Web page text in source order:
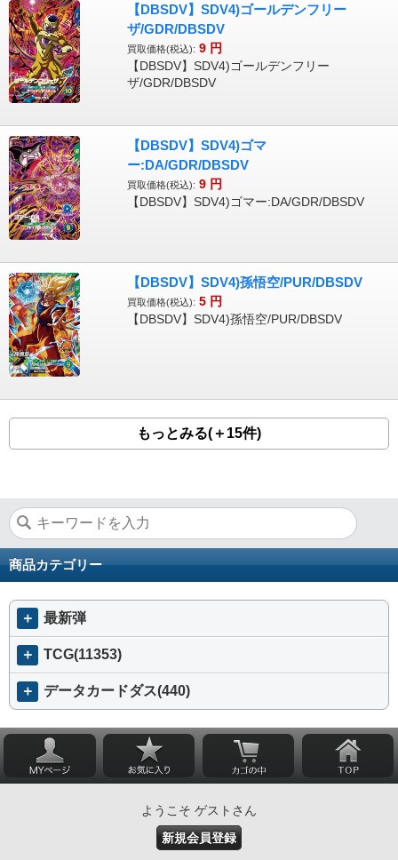
【DBSDV】SDV4)ゴールデンフリー
ザ/GDR/DBSDV
買取価格(税込): 9 円
【DBSDV】SDV4)ゴールデンフリー
ザ/GDR/DBSDV
【DBSDV】SDV4)ゴマ
ー:DA/GDR/DBSDV
買取価格(税込): 9 円
【DBSDV】SDV4)ゴマー:DA/GDR/DBSDV
【DBSDV】SDV4)孫悟空/PUR/DBSDV
買取価格(税込): 5 円
【DBSDV】SDV4)孫悟空/PUR/DBSDV
もっとみる(＋15件)
商品カテゴリー
＋ 最新弾
＋ TCG(11353)
＋ データカードダス(440)
ようこそ ゲストさん
新規会員登録